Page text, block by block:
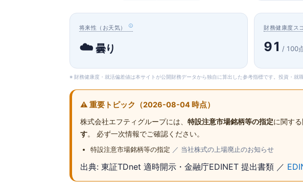
将来性（お天気）
☁️曇り
財務健康度ス
91 / 100
※ 財務健康度・就活偏差値は本サイトが公開財務データから独自に算出した参考指標です。投資・就
⚠️ 重要トピック（2026-08-04 時点）
株式会社エフティグループには、 特設注意市場銘柄等の指定に関す
す。 必ず一次情報でご確認ください。
特設注意市場銘柄等の指定 ／ 当社株式の上場廃止のお知らせ
出典: 東証TDnet 適時開示・金融庁EDINET 提出書類 ／